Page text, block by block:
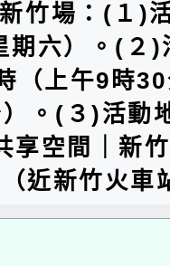
竹場：(１)
期六）。(２)
（上午9時
。(３)活動
享空間｜新
近新竹火車